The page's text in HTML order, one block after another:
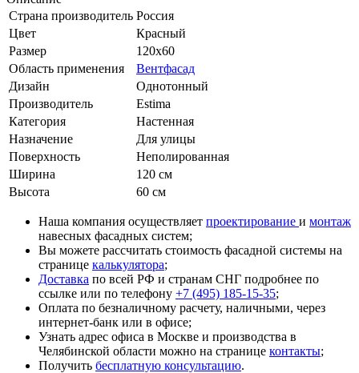
Страна производитель Россия
Цвет
Красный
Размер
120x60
Область применения
Вентфасад
Дизайн
Однотонный
Производитель
Estima
Категория
Настенная
Назначение
Для улицы
Поверхность
Неполированная
Ширина
120 см
Высота
60 см
Наша компания осуществляет проектирование и монтаж
навесных фасадных систем;
Вы можете рассчитать стоимость фасадной системы на
странице калькулятора;
Доставка по всей РФ и странам СНГ подробнее по
ссылке или по телефону +7 (495) 185-15-35;
Оплата по безналичному расчету, наличными, через
интернет-банк или в офисе;
Узнать адрес офиса в Москве и производства в
Челябинской области можно на странице контакты;
Получить бесплатную консультацию.